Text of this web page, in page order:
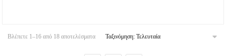
Βλέπετε 1–16 από 18 αποτελέσματα